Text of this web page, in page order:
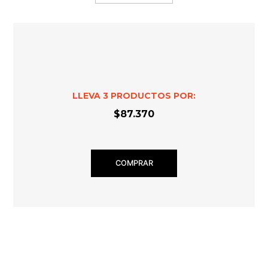
LLEVA 3 PRODUCTOS POR:
$87.370
COMPRAR